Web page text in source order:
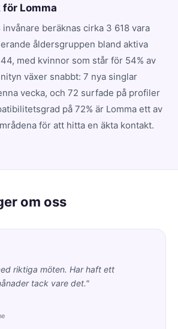
Lomma
invånare beräknas cirka 3 618 vara
åldersgruppen bland aktiva
med kvinnor som står för 54% av
växer snabbt: 7 nya singlar
vecka, och 72 surfade på profiler
på 72% är Lomma ett av
för att hitta en äkta kontakt.
om oss
riktiga möten. Har haft ett
tack vare det."